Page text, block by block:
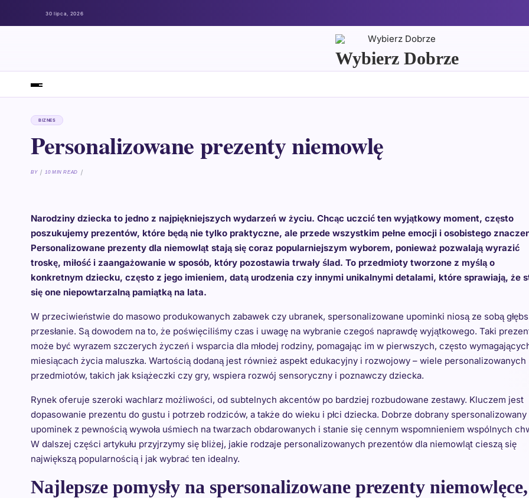
30 lipca, 2026
Wybierz Dobrze
BIZNES
Personalizowane prezenty niemowlę
BY 10 MIN READ
Narodziny dziecka to jedno z najpiękniejszych wydarzeń w życiu. Chcąc uczcić ten wyjątkowy moment, często
poszukujemy prezentów, które będą nie tylko praktyczne, ale przede wszystkim pełne emocji i osobistego
Personalizowane prezenty dla niemowląt stają się coraz popularniejszym wyborem, ponieważ pozwalają wyrazić
troskę, miłość i zaangażowanie w sposób, który pozostawia trwały ślad. To przedmioty tworzone z myślą o
konkretnym dziecku, często z jego imieniem, datą urodzenia czy innymi unikalnymi detalami, które sprawiają, że
się one niepowtarzalną pamiątką na lata.
W przeciwieństwie do masowo produkowanych zabawek czy ubranek, spersonalizowane upominki niosą ze sobą
przesłanie. Są dowodem na to, że poświęciliśmy czas i uwagę na wybranie czegoś naprawdę wyjątkowego. Taki
może być wyrazem szczerych życzeń i wsparcia dla młodej rodziny, pomagając im w pierwszych, często
miesiącach życia maluszka. Wartością dodaną jest również aspekt edukacyjny i rozwojowy – wiele personalizowanych
przedmiotów, takich jak książeczki czy gry, wspiera rozwój sensoryczny i poznawczy dziecka.
Rynek oferuje szeroki wachlarz możliwości, od subtelnych akcentów po bardziej rozbudowane zestawy. Kluczem jest
dopasowanie prezentu do gustu i potrzeb rodziców, a także do wieku i płci dziecka. Dobrze dobrany spersonalizowany
upominek z pewnością wywoła uśmiech na twarzach obdarowanych i stanie się cennym wspomnieniem wspólnych
W dalszej części artykułu przyjrzymy się bliżej, jakie rodzaje personalizowanych prezentów dla niemowląt cieszą się
największą popularnością i jak wybrać ten idealny.
Najlepsze pomysły na spersonalizowane prezenty niemowlęce,